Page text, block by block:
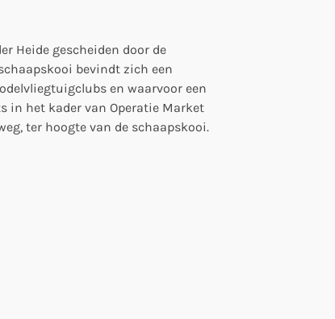
Heide gescheiden door de
bevindt zich een
en waarvoor een
in het kader van Operatie Market
ter hoogte van de schaapskooi.